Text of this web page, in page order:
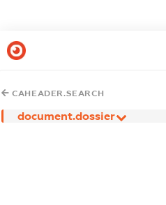
CAHEADER.SEARCH
document.dossier